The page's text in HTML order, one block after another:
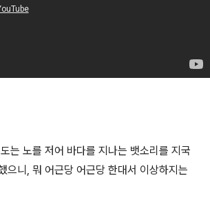
는 노를 저어 바다를 지나는 뱃소리를 지국
으니, 뭐 어근당 어근당 한대서 이상하지는